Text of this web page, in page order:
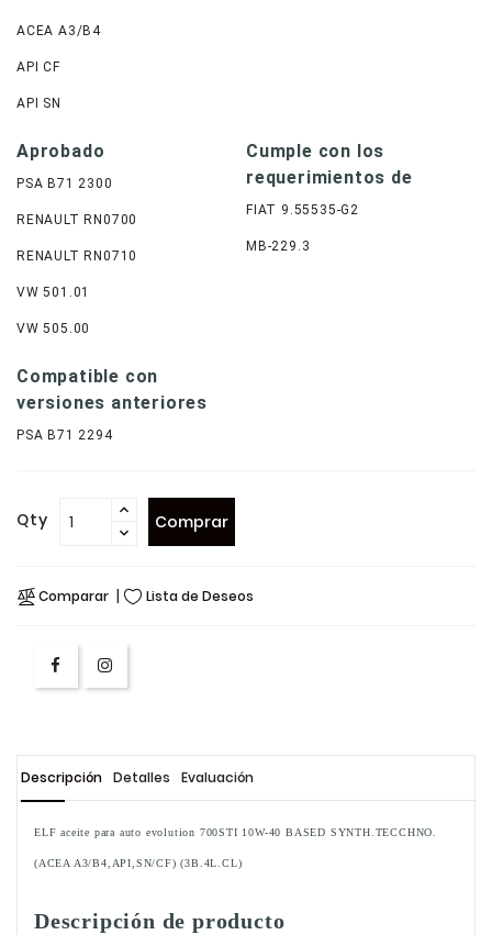
ACEA A3/B4
API CF
API SN
Aprobado
PSA B71 2300
RENAULT RN0700
RENAULT RN0710
VW 501.01
VW 505.00
Cumple con los
requerimientos de
FIAT 9.55535-G2
MB-229.3
Compatible con
versiones anteriores
PSA B71 2294
Qty Comprar
Comparar Lista de Deseos
Descripción Detalles Evaluación
ELF aceite para auto evolution 700STI 10W-40 BASED SYNTH.TECCHNO.
(ACEA A3/B4,API,SN/CF) (3B.4L.CL)
Descripción de producto